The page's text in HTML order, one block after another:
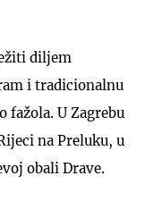
diljem
i tradicionalnu
fažola. U Zagrebu
na Preluku, u
obali Drave.